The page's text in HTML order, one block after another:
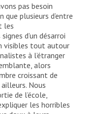
pas besoin
que plusieurs d’entre
les
d’un désarroi
visibles tout autour
à l’étranger
alors
croissant de
Nous
de l’école,
les horribles